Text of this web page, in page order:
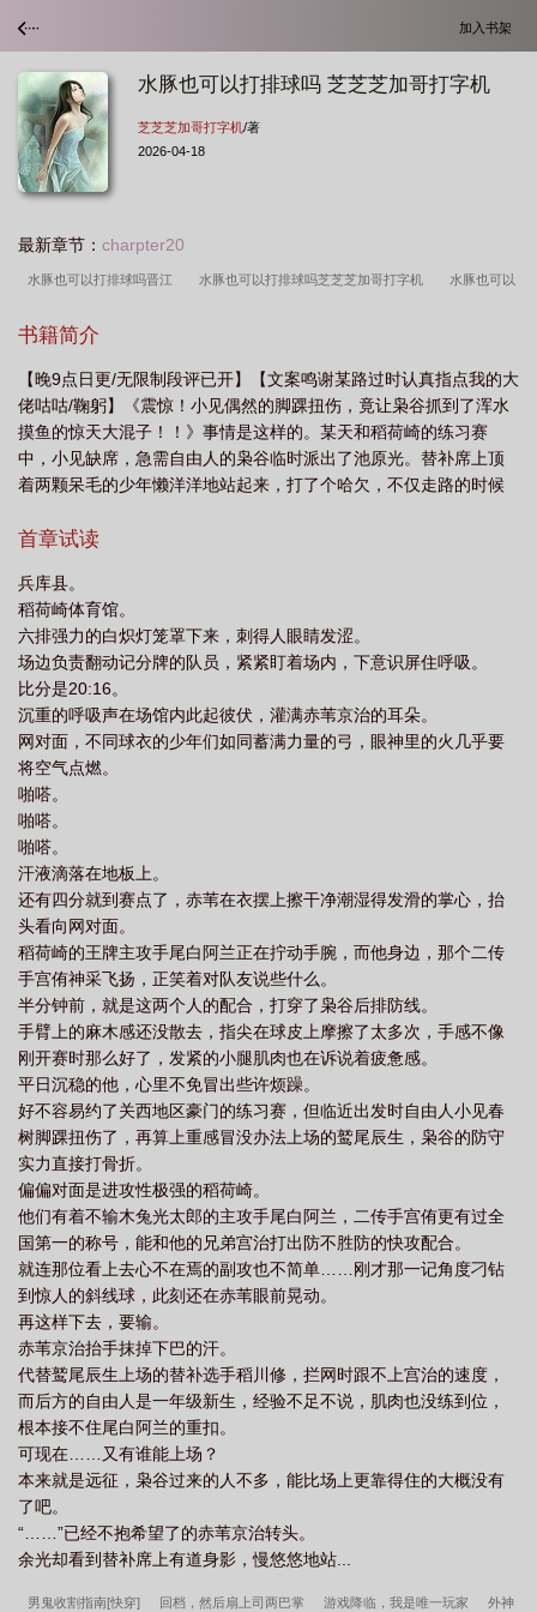
加入书架
水豚也可以打排球吗 芝芝芝加哥打字机
芝芝芝加哥打字机/著
2026-04-18
最新章节： charpter20
水豚也可以打排球吗晋江 水豚也可以打排球吗芝芝芝加哥打字机 水豚也可以
可以打排球吗TXT
江 水豚也可以打排球吗by芝芝芝加哥打字机 水豚也可以打排球吗笔趣
阁 水豚也可以打排球吗视频 水豚可以打排球吗txt百度 水豚也可以打排球
吗txt 水豚也可以打排球吗by芝芝免费阅读笔 水豚也可以打排球吗免费 水
豚也可以打排球吗txt百度 水豚也可以打排球吗免费阅读笔趣阁XT 水豚也可以
书籍简介
【晚9点日更/无限制段评已开】【文案鸣谢某路过时认真指点我的大
佬咕咕/鞠躬】《震惊！小见偶然的脚踝扭伤，竟让枭谷抓到了浑水
摸鱼的惊天大混子！！》事情是这样的。某天和稻荷崎的练习赛
中，小见缺席，急需自由人的枭谷临时派出了池原光。替补席上顶
着两颗呆毛的少年懒洋洋地站起来，打了个哈欠，不仅走路的时候
知道这家伙看上去有气无力的，在球场上稳得一批，堪称接发之
“……”所以这家伙是用这种实力在排球部划水摸鱼了一整年吗？到底
是怎么做到的？！！—池原光表示：我也不知道啊（茫然呆呆脸）
他仅仅是一只水豚幼崽而已啊喂。本来在动物园里顶着橘子泡温
泉，打了个盹儿的功夫就魂穿男高中生了。他也很无辜的好吗？好
在他是一只聪明的水豚幼崽，脑袋里也安装好了各种基础安装包，
会说人话通人性，伪装成堂堂人类肯定是不在话下啦。而且他还很
会打排球！毕竟在他还在动物园的时候，他就最擅长顶球啦。就是
不知道为什么，那些笨蛋人类总是在他顶球的时候，露出一副震惊
的表情，好像他做出了什么不可思议的事一样。明明是很轻松的
事，笨手笨脚的人类怎么就做不到？算了，这里没有水豚同伴，那
他之后退而求次了。人顶不到的球，豚来！于是顶着顶着，池原光
莫名就成了IH大赛最佳自由人，又被评为春高决赛最受瞩目的选
手，拿到双冠军的枭谷部员们更是热泪盈眶，全都扑过去揉他脑
袋，挥泪夸赞他救队伍于水火之中！而在被包围的豚什么都没听进
去，只听到今晚的聚餐会有水果。水果，豚喜欢！冠军可以换水
果，冠军≈水果，所以冠军豚也喜欢！“那就一起拿更多更多的冠军
吧！”在众人的欢呼声中，池原光露出了幸福的笑容。嘿嘿，好多好
多的水果，豚来了！“冠军，好耶！”#人身豚魂#豚很呆/虽然穿成人
了但还保留了部分水豚习性#喜欢水/困困的/情绪还算稳定/动作迟缓
#不吃便便！#枭谷会赢/主角天赋型/cb向#ooc！ooc！ooc！温馨提
示：作者不仅文盲而且球盲！！对于排球的理解程度堪比成年香
蕉！相关专业知识来自于网络/如有错误请多多包涵！（提前土下座
了orzand豚宝是自由人嘛…多多少少肯定会分走小见的出场时间
（真的抱歉orz我目前也没有想到太好的方法解决这个问题，总体这
篇文对小见厨来说可能没有那么友好，请慎看qwq。
首章试读
兵库县。
稻荷崎体育馆。
六排强力的白炽灯笼罩下来，刺得人眼睛发涩。
场边负责翻动记分牌的队员，紧紧盯着场内，下意识屏住呼吸。
比分是20:16。
沉重的呼吸声在场馆内此起彼伏，灌满赤苇京治的耳朵。
网对面，不同球衣的少年们如同蓄满力量的弓，眼神里的火几乎要
将空气点燃。
啪嗒。
啪嗒。
啪嗒。
汗液滴落在地板上。
还有四分就到赛点了，赤苇在衣摆上擦干净潮湿得发滑的掌心，抬
头看向网对面。
稻荷崎的王牌主攻手尾白阿兰正在拧动手腕，而他身边，那个二传
手宫侑神采飞扬，正笑着对队友说些什么。
半分钟前，就是这两个人的配合，打穿了枭谷后排防线。
手臂上的麻木感还没散去，指尖在球皮上摩擦了太多次，手感不像
刚开赛时那么好了，发紧的小腿肌肉也在诉说着疲惫感。
平日沉稳的他，心里不免冒出些许烦躁。
好不容易约了关西地区豪门的练习赛，但临近出发时自由人小见春
树脚踝扭伤了，再算上重感冒没办法上场的鹫尾辰生，枭谷的防守
实力直接打骨折。
偏偏对面是进攻性极强的稻荷崎。
他们有着不输木兔光太郎的主攻手尾白阿兰，二传手宫侑更有过全
国第一的称号，能和他的兄弟宫治打出防不胜防的快攻配合。
就连那位看上去心不在焉的副攻也不简单……刚才那一记角度刁钻
到惊人的斜线球，此刻还在赤苇眼前晃动。
再这样下去，要输。
赤苇京治抬手抹掉下巴的汗。
代替鹫尾辰生上场的替补选手稻川修，拦网时跟不上宫治的速度，
而后方的自由人是一年级新生，经验不足不说，肌肉也没练到位，
根本接不住尾白阿兰的重扣。
可现在……又有谁能上场？
本来就是远征，枭谷过来的人不多，能比场上更靠得住的大概没有
了吧。
“……”已经不抱希望了的赤苇京治转头。
余光却看到替补席上有道身影，慢悠悠地站...
男鬼收割指南[快穿] 回档，然后扇上司两巴掌 游戏降临，我是唯一玩家 外神